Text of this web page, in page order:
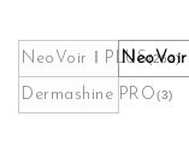
NeoVoirⅠPLUS(262)
Dermashine PRO(3)